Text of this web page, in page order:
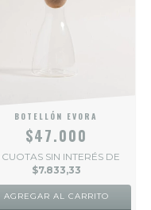
BOTELLÓN EVORA
$47.000
CUOTAS SIN INTERÉS DE
$7.833,33
AGREGAR AL CARRITO